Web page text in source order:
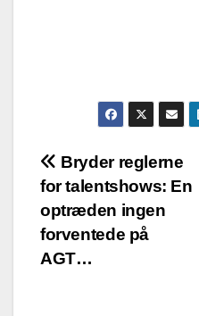
Post
navigation
Bryder reglerne
for talentshows: En
optræden ingen
forventede på
AGT…